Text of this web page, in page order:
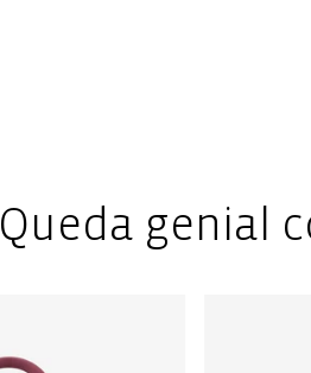
Queda genial